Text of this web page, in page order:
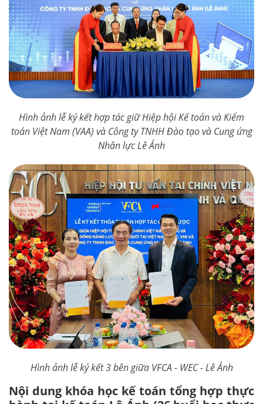
Hình ảnh lễ ký kết hợp tác giữ Hiệp hội Kế toán và Kiểm
toán Việt Nam (VAA) và Công ty TNHH Đào tạo và Cung ứng
Nhân lực Lê Ánh
Hình ảnh lễ ký kết 3 bên giữa VFCA - WEC - Lê Ánh
Nội dung khóa học kế toán tổng hợp thực